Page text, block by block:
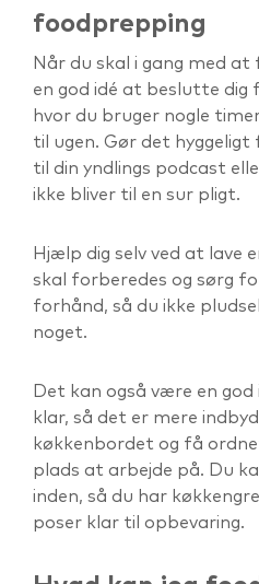
foodprepping
Når du skal i gang med
en god idé at beslutte dig
hvor du bruger nogle
til ugen. Gør det
til din yndlings podcast
ikke bliver til en sur pligt.
Hjælp dig selv ved at lave
skal forberedes og sørg
forhånd, så du ikke
noget.
Det kan også være en
klar, så det er mere
køkkenbordet og få
plads at arbejde på. Du
inden, så du har
poser klar til opbevaring.